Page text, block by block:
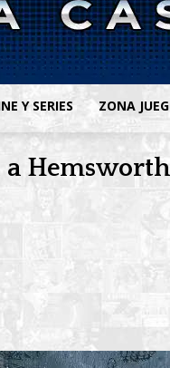
Y SERIES ZONA